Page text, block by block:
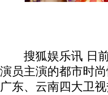
搜狐娱乐讯 日
演员主演的都市时
广东、云南四大卫